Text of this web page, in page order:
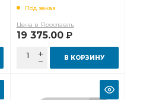
Под заказ
Цена в Ярославль
19 375.00 Р
В КОРЗИНУ